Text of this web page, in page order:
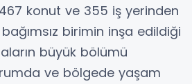
konut ve 355 iş yerinden
birimin inşa edildiği
büyük bölümü
ve bölgede yaşam